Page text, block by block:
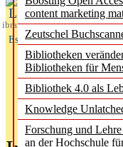
content marketing
Zeutschel
Bibliotheken
Bibliotheken für
Bibliothek 4.0 als
Knowledge
Forschung und
an der Hochschule
L
ibrary
Essentials